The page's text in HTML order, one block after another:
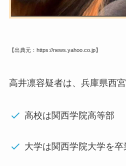
【出典元：https://news.yahoo.co.jp】
高井凛容疑者は、兵庫県西宮
高校は関西学院高等部
大学は関西学院大学を卒